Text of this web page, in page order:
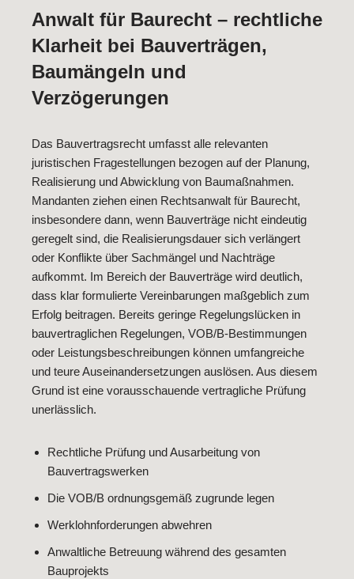
Anwalt für Baurecht – rechtliche
Klarheit bei Bauverträgen,
Baumängeln und
Verzögerungen
Das Bauvertragsrecht umfasst alle relevanten
juristischen Fragestellungen bezogen auf der Planung,
Realisierung und Abwicklung von Baumaßnahmen.
Mandanten ziehen einen Rechtsanwalt für Baurecht,
insbesondere dann, wenn Bauverträge nicht eindeutig
geregelt sind, die Realisierungsdauer sich verlängert
oder Konflikte über Sachmängel und Nachträge
aufkommt. Im Bereich der Bauverträge wird deutlich,
dass klar formulierte Vereinbarungen maßgeblich zum
Erfolg beitragen. Bereits geringe Regelungslücken in
bauvertraglichen Regelungen, VOB/B-Bestimmungen
oder Leistungsbeschreibungen können umfangreiche
und teure Auseinandersetzungen auslösen. Aus diesem
Grund ist eine vorausschauende vertragliche Prüfung
unerlässlich.
Rechtliche Prüfung und Ausarbeitung von
Bauvertragswerken
Die VOB/B ordnungsgemäß zugrunde legen
Werklohnforderungen abwehren
Anwaltliche Betreuung während des gesamten
Bauprojekts